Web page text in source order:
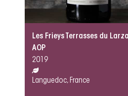
Les Frieys Terrasses du
AOP
2019
Languedoc, France